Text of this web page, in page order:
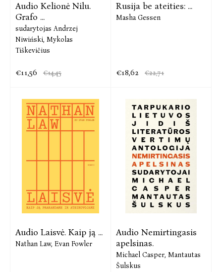
Audio Kelionė Nilu.
Grafo ...
sudarytojas Andrzej
Niwiński, Mykolas
Tiškevičius
€11,56 €14,45
Rusija be ateities: ...
Masha Gessen
€18,62 €22,71
Audio Laisvė. Kaip ją ...
Nathan Law, Evan Fowler
Audio Nemirtingasis
apelsinas.
Michael Casper, Mantautas
Šulskus